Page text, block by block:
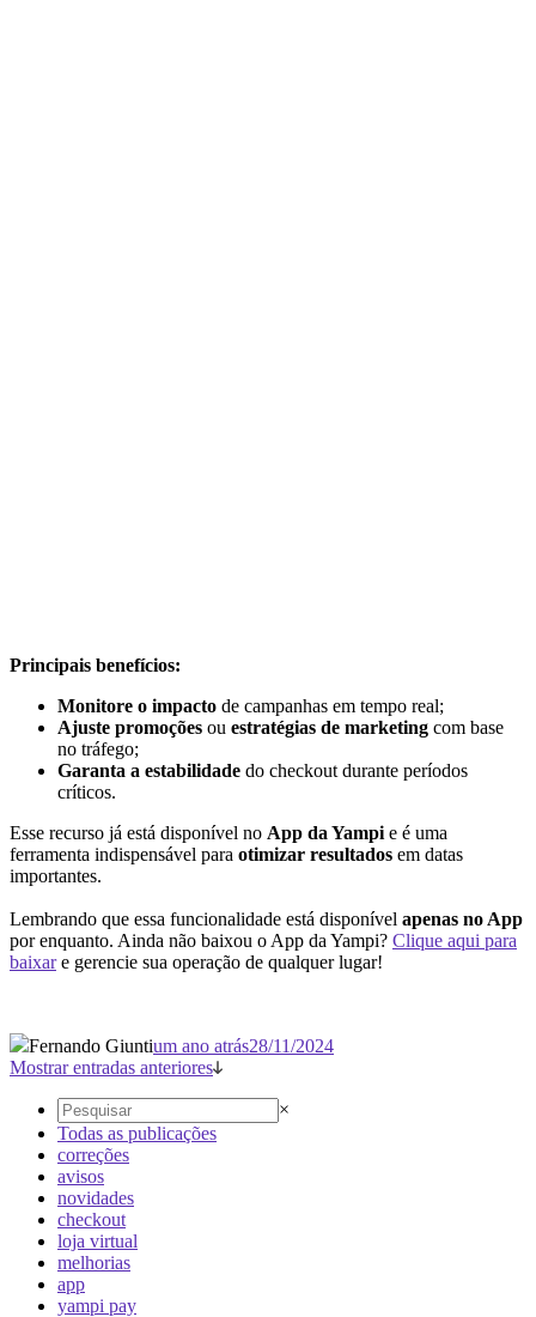
Principais benefícios:
Monitore o impacto de campanhas em tempo real;
Ajuste promoções ou estratégias de marketing com base
no tráfego;
Garanta a estabilidade do checkout durante períodos
críticos.
Esse recurso já está disponível no App da Yampi e é uma
ferramenta indispensável para otimizar resultados em datas
importantes.
Lembrando que essa funcionalidade está disponível apenas no App
por enquanto. Ainda não baixou o App da Yampi? Clique aqui para
baixare gerencie sua operação de qualquer lugar!
Fernando Giuntium ano atrás28/11/2024
Mostrar entradas anteriores
×
Todas as publicações
correções
avisos
novidades
checkout
loja virtual
melhorias
app
yampi pay